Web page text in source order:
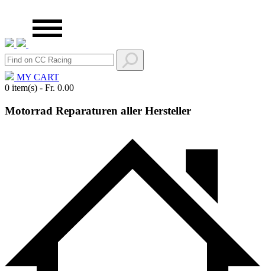
MY CART
0 item(s) - Fr. 0.00
Motorrad Reparaturen aller Hersteller